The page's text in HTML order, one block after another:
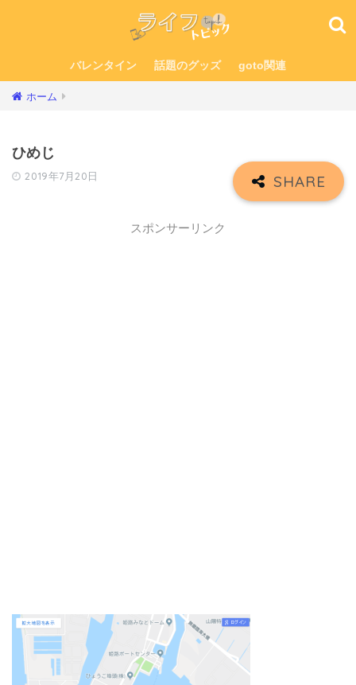
バレンタイン 話題のグッズ goto関連
ホーム
ひめじ
2019年7月20日
スポンサーリンク